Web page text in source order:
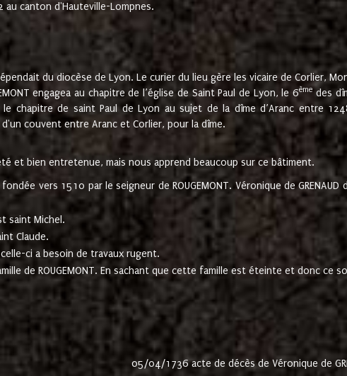
canton d'Hauteville-Lompnes.
du diocèse de Lyon. Le curier du lieu gère les vicaire de Corlier,
engagea au chapitre de l’église de Saint Paul de Lyon, le 6ème des
chapitre de saint Paul de Lyon au sujet de la dîme d’Aranc entre
d'un couvent entre Aranc et Corlier, pour la dîme.
et bien entretenue, mais nous apprend beaucoup sur ce bâtiment.
vers 1510 par le seigneur de ROUGEMONT. Véronique de GRENAUD
saint Michel.
Claude.
ci a besoin de travaux rugent.
de ROUGEMONT. En sachant que cette famille est éteinte et donc ce
05/04/1736 acte de décès de Véronique de